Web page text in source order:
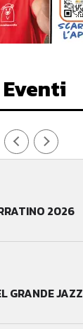
Eventi
2026
GRANDE JAZZ